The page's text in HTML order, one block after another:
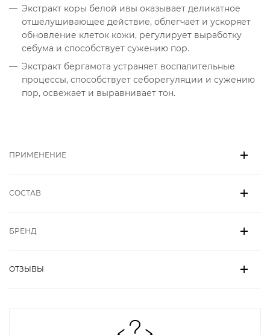
Экстракт коры белой ивы оказывает деликатное
отшелушивающее действие, облегчает и ускоряет
обновление клеток кожи, регулирует выработку
себума и способствует сужению пор.
Экстракт бергамота устраняет воспалительные
процессы, способствует себорегуляции и сужению
пор, освежает и выравнивает тон.
ПРИМЕНЕНИЕ
СОСТАВ
БРЕНД
ОТЗЫВЫ